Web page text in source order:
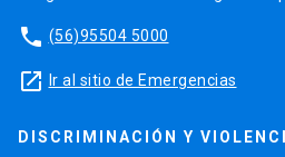
phone (56)95504 5000
launch Ir al sitio de Emergencias
DISCRIMINACIÓN Y